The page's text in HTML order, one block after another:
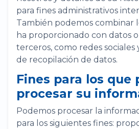
para fines administrativos
También podemos combinar
ha proporcionado con datos
terceros, como redes sociales
de recopilación de datos.
Fines para los que
procesar su
Podemos procesar la
para los siguientes fines: